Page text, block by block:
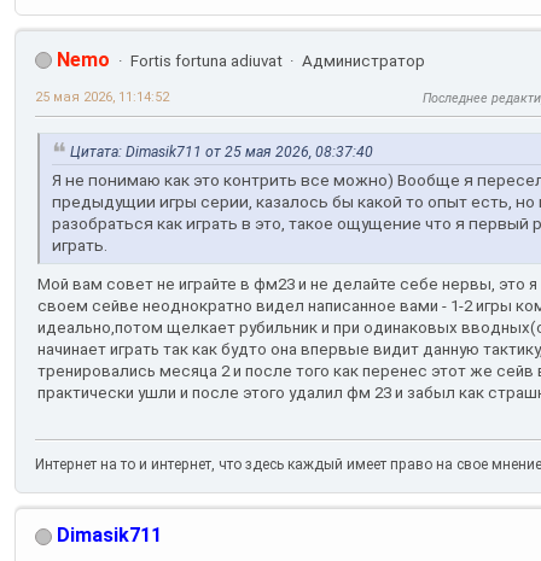
Nemo Fortis fortuna adiuvat Администратор
25 мая 2026, 11:14:52 Последнее
Цитата: Dimasik711 от 25 мая 2026, 08:37:40
Я не понимаю как это контрить все можно) Вообще я
предыдущии игры серии, казалось бы какой то опыт есть,
разобраться как играть в это, такое ощущение что я
играть.
Мой вам совет не играйте в фм23 и не делайте себе нервы, это
своем сейве неоднократно видел написанное вами - 1-2 игры
идеально,потом щелкает рубильник и при одинаковых
начинает играть так как будто она впервые видит данную
тренировались месяца 2 и после того как перенес этот же
практически ушли и после этого удалил фм 23 и забыл как
Интернет на то и интернет, что здесь каждый имеет право на свое
Dimasik711